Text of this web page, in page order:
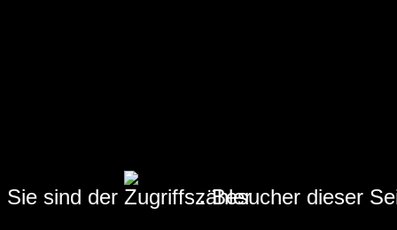
Sie sind der .Besucher dieser